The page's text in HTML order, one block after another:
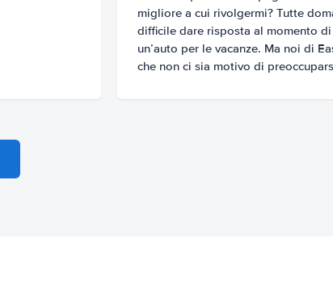
migliore a cui rivolgermi? Tutte
difficile dare risposta al momento
un’auto per le vacanze. Ma noi di
che non ci sia motivo di